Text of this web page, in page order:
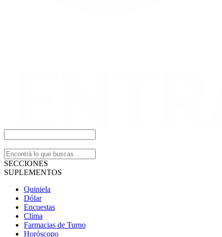
SECCIONES
SUPLEMENTOS
Quiniela
Dólar
Encuestas
Clima
Farmacias de Turno
Horóscopo